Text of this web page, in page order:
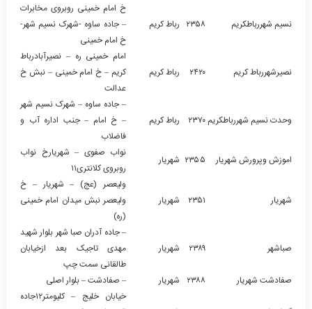
نسیم شهررباطکریم ۲۳۵۸ رباط کریم
خ امام خمینی روبروی مخابرات
– جاده ساوه -شهرک نسیم شهر-
خ امام خمینی
نصیرشهررباط کریم ۲۴۲۰ رباط کریم
امام خمینی ره – نصیرآبادرباط
کریم – خ امام خمینی – نبش خ
عدالت
وحدت نسیم شهررباطکریم ۲۳۷۰ رباط کریم
– جاده ساوه – شهرک نسیم شهر
– خ امام – جنب اداره آب و
فاضلاب
اموزش وپرورش شهریار
۲۳۵۵ شهریار
نواب صفوی – شهریارخ نواب
روبروی کلانتری۱۱
شهریار ۲۳۵۱ شهریار
ولیعصر (عج) – شهریار – خ
ولیعصر نبش میدان امام خمینی
(ره)
صباشهر ۲۳۸۹ شهریار
– جاده آدران صبا شهر بلوار شهید
مهدی تاجیک بعد ازخیابان
طالقانی سمت چپ
صفادشت شهریار
۲۳۸۸ شهریار – صفادشت – بلوار اصلی
خیابان خلیج – کلیومتر۱۲جاده